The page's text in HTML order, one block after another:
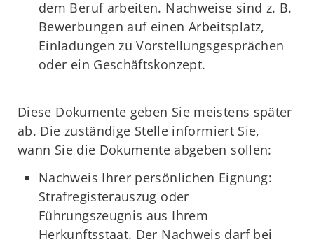
dem Beruf arbeiten. Nachweise sind z. B.
Bewerbungen auf einen Arbeitsplatz,
Einladungen zu Vorstellungsgesprächen
oder ein Geschäftskonzept.
Diese Dokumente geben Sie meistens später
ab. Die zuständige Stelle informiert Sie,
wann Sie die Dokumente abgeben sollen:
Nachweis Ihrer persönlichen Eignung:
Strafregisterauszug oder
Führungszeugnis aus Ihrem
Herkunftsstaat. Der Nachweis darf bei